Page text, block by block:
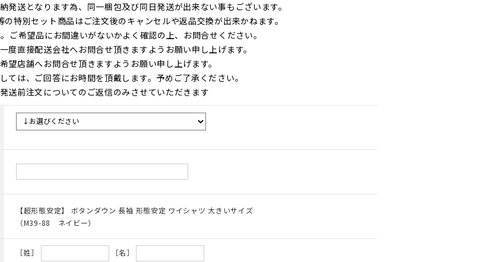
発送となります為、同一梱包及び同日発送が出来ない事もございます。
特別セット商品はご注文後のキャンセルや返品交換が出来かねます。
希望品にお間違いがないかよく確認の上、お問合せください。
直接配送会社へお問合せ頂きますようお願い申し上げます。
店舗へお問合せ頂きますようお願い申し上げます。
は、ご回答にお時間を頂戴します。予めご了承ください。
送前注文についてのご返信のみさせていただきます
【超形態安定】 ボタンダウン 長袖 形態安定 ワイシャツ 大きいサイズ
（M39-88 ネイビー）
［姓］ ［名］